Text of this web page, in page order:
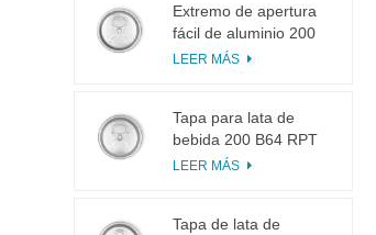
Extremo de apertura
fácil de aluminio 200
B64 RPT LOE
LEER MÁS
Tapa para lata de
bebida 200 B64 RPT
SOE plateada, fácil de
LEER MÁS
Tapa de lata de